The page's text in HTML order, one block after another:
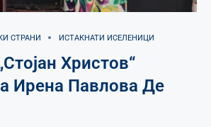
СТРАНИ ИСТАКНАТИ ИСЕЛЕНИЦИ
Христов“
Ирена Павлова Де